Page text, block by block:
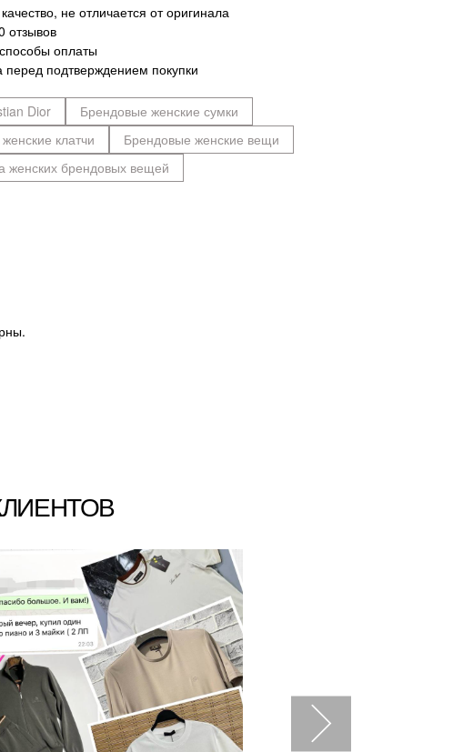
не отличается от оригинала
отзывов
оплаты
перед подтверждением покупки
Dior
Брендовые женские сумки
клатчи
Брендовые женские вещи
женских брендовых вещей